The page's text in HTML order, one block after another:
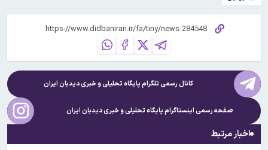
کانال رسمی تلگرام پایگاه تحلیلی و خبریدیدبان ایران
صفحه رسمی اینستاگرام پایگاه تحلیلی و خبریدیدبان ایران
اخبار مرتبط